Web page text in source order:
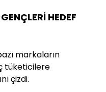
HEDEF
markaların
tüketicilere
çizdi.